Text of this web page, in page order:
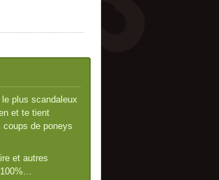
plus scandaleux
et te tient
coups de poneys
et autres
100%…